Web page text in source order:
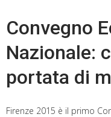
Convegno
Nazionale:
portata di
Firenze 2015 è il primo